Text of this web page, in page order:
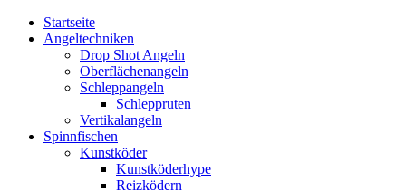
Startseite
Angeltechniken
Drop Shot Angeln
Oberflächenangeln
Schleppangeln
Schleppruten
Vertikalangeln
Spinnfischen
Kunstköder
Kunstköderhype
Reizködern